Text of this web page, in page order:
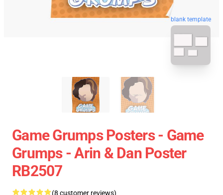
blank template
Game Grumps Posters - Game
Grumps - Arin & Dan Poster
RB2507
(8 customer reviews)